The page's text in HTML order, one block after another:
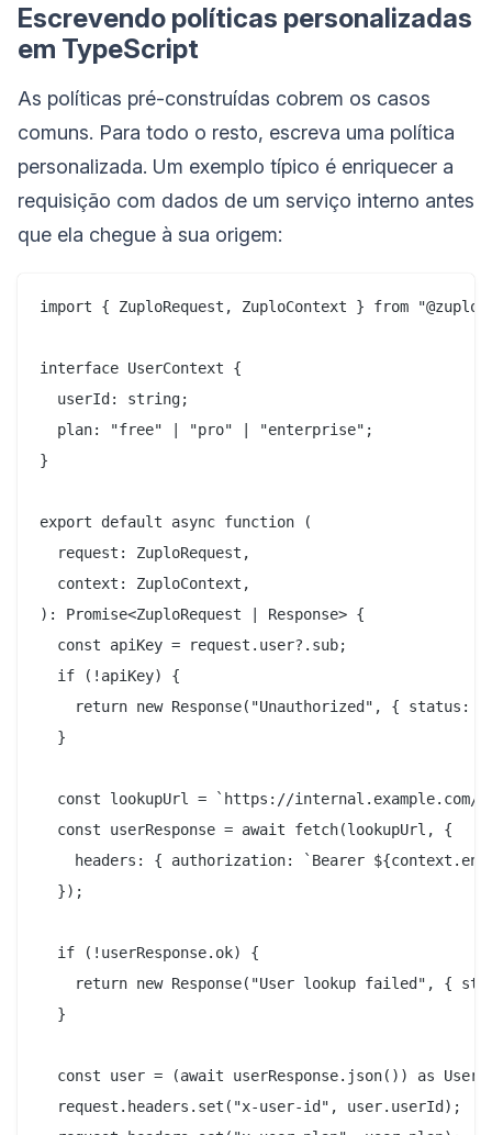
Escrevendo políticas personalizadas
em TypeScript
As políticas pré-construídas cobrem os casos
comuns. Para todo o resto, escreva uma política
personalizada. Um exemplo típico é enriquecer a
requisição com dados de um serviço interno antes
que ela chegue à sua origem:
import { ZuploRequest, ZuploContext } from
interface UserContext {
  userId: string;
  plan: "free" | "pro" | "enterprise";
}
export default async function (
  request: ZuploRequest,
  context: ZuploContext,
): Promise<ZuploRequest | Response> {
  const apiKey = request.user?.sub;
  if (!apiKey) {
return new Response("Unauthorized", { status:
  }
const lookupUrl = `https://internal.example.com/
  const userResponse = await fetch(lookupUrl, {
headers: { authorization: `Bearer
  });
  if (!userResponse.ok) {
return new Response("User lookup failed", {
  }
const user = (await userResponse.json()) as
  request.headers.set("x-user-id", user.userId);